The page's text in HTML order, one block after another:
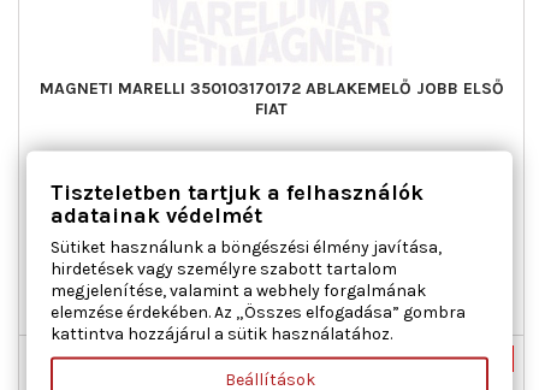
MAGNETI MARELLI 350103170172 ABLAKEMELŐ JOBB ELSŐ
FIAT
cikk/kiegészítő info : Villanymotorral, Működési mód :
elektromos
Ár30 406 Ft
Normál
ár
38 007 Ft
 Kosárba Bővebben
Raktáron
-55%
Tiszteletben tartjuk a felhasználók
adatainak védelmét
Sütiket használunk a böngészési élmény javítása,
hirdetések vagy személyre szabott tartalom
megjelenítése, valamint a webhely forgalmának
elemzése érdekében. Az „Összes elfogadása” gombra
kattintva hozzájárul a sütik használatához.
Beállítások